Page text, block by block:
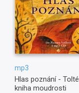
mp3
Hlas poznání -
kniha moudrosti